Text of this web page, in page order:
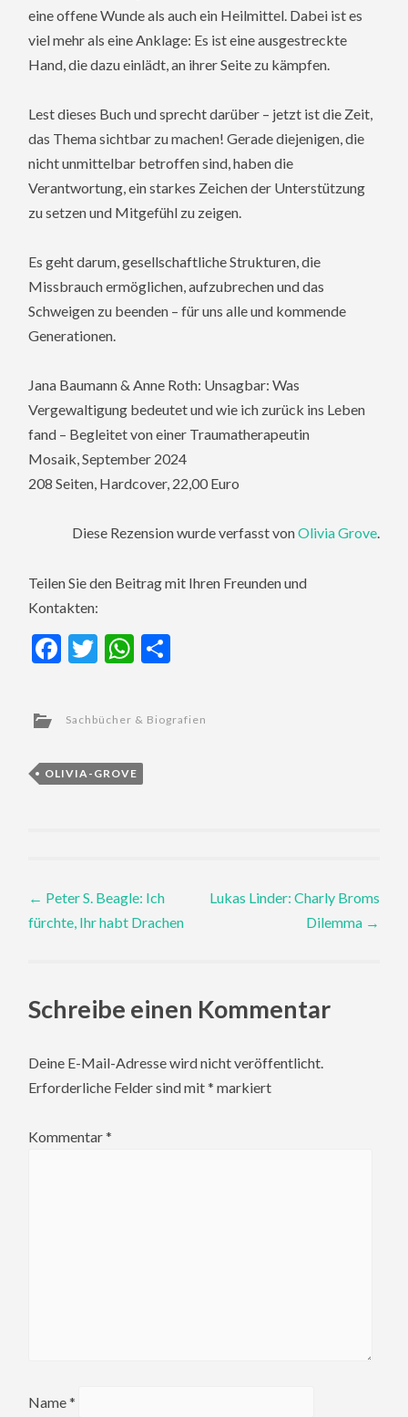
eine offene Wunde als auch ein Heilmittel. Dabei ist es
viel mehr als eine Anklage: Es ist eine ausgestreckte
Hand, die dazu einlädt, an ihrer Seite zu kämpfen.
Lest dieses Buch und sprecht darüber – jetzt ist die Zeit,
das Thema sichtbar zu machen! Gerade diejenigen, die
nicht unmittelbar betroffen sind, haben die
Verantwortung, ein starkes Zeichen der Unterstützung
zu setzen und Mitgefühl zu zeigen.
Es geht darum, gesellschaftliche Strukturen, die
Missbrauch ermöglichen, aufzubrechen und das
Schweigen zu beenden – für uns alle und kommende
Generationen.
Jana Baumann & Anne Roth: Unsagbar: Was
Vergewaltigung bedeutet und wie ich zurück ins Leben
fand – Begleitet von einer Traumatherapeutin
Mosaik, September 2024
208 Seiten, Hardcover, 22,00 Euro
Diese Rezension wurde verfasst vonOlivia Grove.
Teilen Sie den Beitrag mit Ihren Freunden und
Kontakten:
Facebook
TwitterWhatsApp
Sachbücher & Biografien
OLIVIA-GROVE
Post
navigation
← Peter S. Beagle: Ich
fürchte, Ihr habt Drachen
Lukas Linder: Charly Broms
Dilemma →
Schreibe einen Kommentar
Deine E-Mail-Adresse wird nicht veröffentlicht.
Erforderliche Felder sind mit* markiert
Kommentar*
Name*